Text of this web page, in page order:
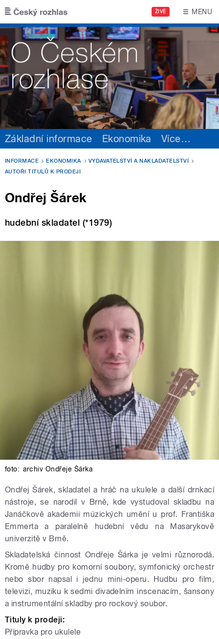
Přejít k hlavnímu obsahu
ŽIVĚ MENU
Základní informace Ekonomika Více…
INFORMACE EKONOMIKA
VYDAVATELSTVÍ A NAKLADATELSTVÍ
AUTOŘI TITULŮ K PRODEJI
Ondřej Šárek
hudební skladatel (*1979)
foto: archiv Ondřeje Šárka
Ondřej Šárek, skladatel a hráč na ukulele a další drnkací
nástroje,se narodil v Brně, kde vystudoval skladbu na
Janáčkově akademii múzických umění u prof. Františka
Emmerta a paralelně hudební vědu na Masarykově
univerzitě v Brně.
Skladatelská činnost Ondřeje Šárka je velmi různorodá.
Kromě hudby pro komorní soubory, symfonický orchestr
nebo sbor napsal i jednu mini-operu. Hudbu pro film,
televizi, muziku k sedmi divadelním inscenacím, šansony
a instrumentální skladby pro rockový soubor.
Tituly k prodeji:
Přípravka pro ukulele